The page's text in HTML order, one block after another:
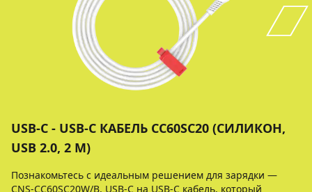
USB-C - USB-C КАБЕЛЬ CC60SC20 (СИЛИКОН,
USB 2.0, 2 М)
Познакомьтесь с идеальным решением для зарядки —
CNS-CC60SC20W/B, USB-C на USB-C кабель, который